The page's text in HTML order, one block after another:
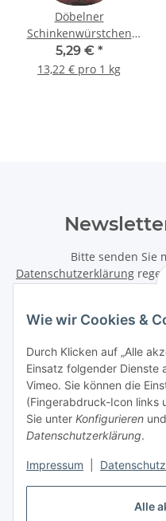
Alle
Wie wir Cookies &
Durch Klicken auf „Alle
Einsatz folgender Dienste
Vimeo. Sie können die
(Fingerabdruck-Icon links
Sie unter Konfigurieren
Datenschutzerklärung.
Impressum Datenschutz
Döbelner
Schinkenwürstchen
5x80g Glas
5,29 € *
13,22 € pro 1 kg
Bitte senden Sie
Datenschutzerklärung
Informationen zu Ihrem
Newsletter Abonnieren
Informationen
Gesetzliche Informationen